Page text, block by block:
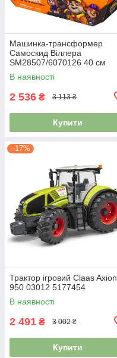
Машинка-трансформер
Самоскид Віллера
SM28507/6070126 40 см
4976896
В наявності
2 536 ₴ 3 113 ₴
Купити
–17%
Трактор ігровий Claas Axion
950 03012 5177454
В наявності
2 491 ₴ 3 002 ₴
Купити